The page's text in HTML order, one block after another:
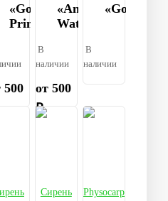
«Golden
Princess»
500
«Anthony
Waterer»
В
наличии
от 500
₽
В
наличии